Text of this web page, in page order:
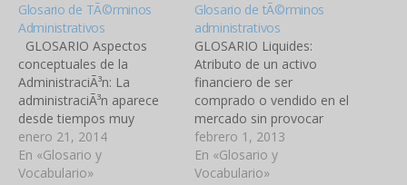
Glosario de TÃ©rminos
Administrativos
GLOSARIO Aspectos
conceptuales de la
AdministraciÃ³n: La
administraciÃ³n aparece
desde tiempos muy
remotos, desde el
momento en que aparece
el hombre. Las primeras
enero 21, 2014
En «Glosario y
Vocabulario»
Glosario de tÃ©rminos
administrativos
GLOSARIO Liquides:
Atributo de un activo
financiero de ser
comprado o vendido en el
mercado sin provocar
cambios considerables en
el precio. Mercado de
valores: son un tipo de
febrero 1, 2013
En «Glosario y
Vocabulario»